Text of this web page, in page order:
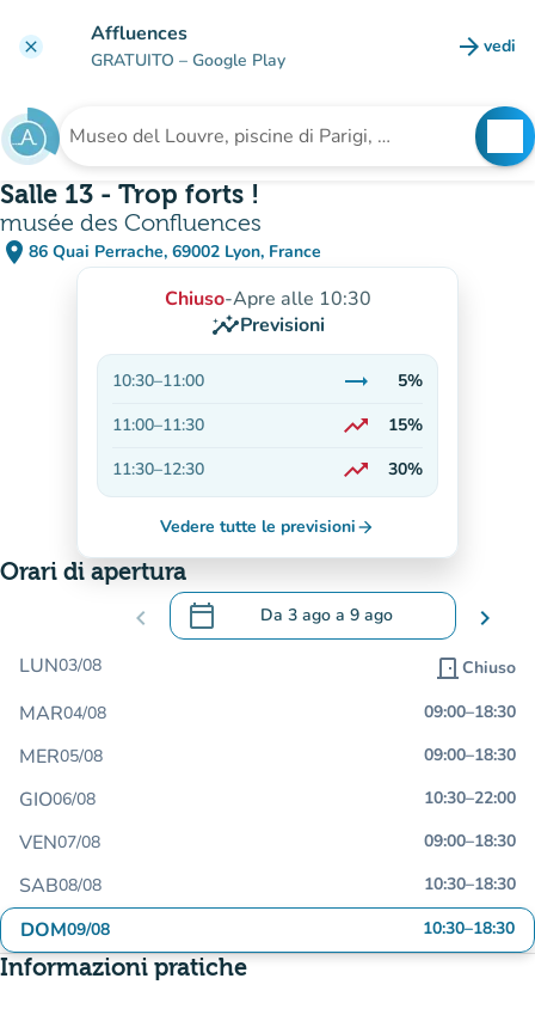
clear Affluences
GRATUITO – Google Play arrow_forward vedi
Cerca una struttura
Salle 13 - Trop forts !
musée des Confluences
place 86 Quai Perrache, 69002 Lyon, France
(apri in Google Maps)
(nuova scheda)
Chiuso-Apre alle 10:30
insightsPrevisioni
10:30–11:00 trending_flat
5%
11:00–11:30 trending_up
15%
11:30–12:30 trending_up
In aumento
30%
Vedere tutte le previsioniarrow_forward
Orari di apertura
chevron_left calendar_today Da 3 ago a 9 ago
.Aprire il calendario per modificare le
chevron_right
LUN03/08 door_front Chiuso
MAR04/08 09:00–18:30
MER05/08 09:00–18:30
GIO06/08 10:30–22:00
VEN07/08 09:00–18:30
SAB08/08 10:30–18:30
DOM09/08 10:30–18:30
Informazioni pratiche